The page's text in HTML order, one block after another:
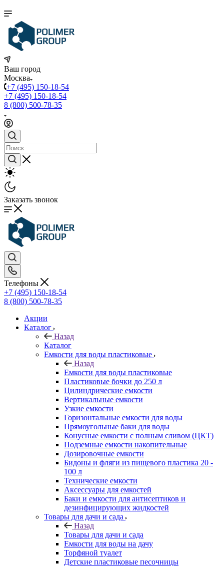
Ваш город
Москва
+7 (495) 150-18-54
+7 (495) 150-18-54
8 (800) 500-78-35
Заказать звонок
Телефоны
+7 (495) 150-18-54
8 (800) 500-78-35
Акции
Каталог
Назад
Каталог
Емкости для воды пластиковые
Назад
Емкости для воды пластиковые
Пластиковые бочки до 250 л
Цилиндрические емкости
Вертикальные емкости
Узкие емкости
Горизонтальные емкости для воды
Прямоугольные баки для воды
Конусные емкости с полным сливом (ЦКТ)
Подземные емкости накопительные
Дозировочные емкости
Бидоны и фляги из пищевого пластика 20 -
100 л
Технические емкости
Аксессуары для емкостей
Баки и емкости для антисептиков и
дезинфицирующих жидкостей
Товары для дачи и сада
Назад
Товары для дачи и сада
Емкости для воды на дачу
Торфяной туалет
Детские пластиковые песочницы